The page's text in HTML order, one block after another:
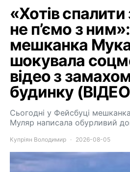
«Хотів
не п’ємо з ним»:
мешканка
шокувала
відео з
будинку
Сьогодні у Фейсбуці
Муляр написала обурливий
Купріян Володимир 2026-08-05